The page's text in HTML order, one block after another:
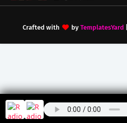
Crafted with by TemplatesYard